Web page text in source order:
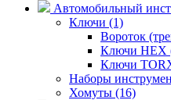
Автомобильный
Ключи (1)
Вороток
Ключи HEX
Ключи
Наборы
Хомуты (16)